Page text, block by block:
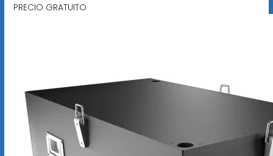
PRECIO GRATUITO